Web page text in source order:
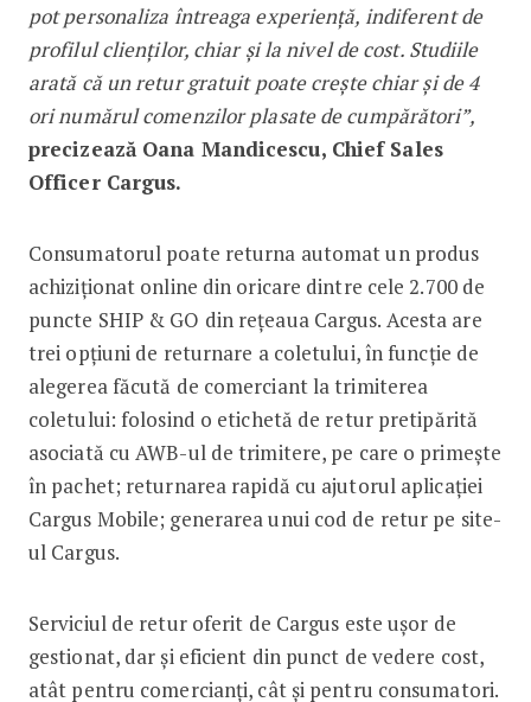
pot personaliza întreaga experiență, indiferent de
profilul clienților, chiar și la nivel de cost. Studiile
arată că un retur gratuit poate crește chiar și de 4
ori numărul comenzilor plasate de cumpărători”,
precizează Oana Mandicescu, Chief Sales
Officer Cargus.
Consumatorul poate returna automat un produs
achiziționat online din oricare dintre cele 2.700 de
puncte SHIP & GO din rețeaua Cargus. Acesta are
trei opțiuni de returnare a coletului, în funcție de
alegerea făcută de comerciant la trimiterea
coletului: folosind o etichetă de retur pretipărită
asociată cu AWB-ul de trimitere, pe care o primește
în pachet; returnarea rapidă cu ajutorul aplicației
Cargus Mobile; generarea unui cod de retur pe site-
ul Cargus.
Serviciul de retur oferit de Cargus este ușor de
gestionat, dar și eficient din punct de vedere cost,
atât pentru comercianți, cât și pentru consumatori.